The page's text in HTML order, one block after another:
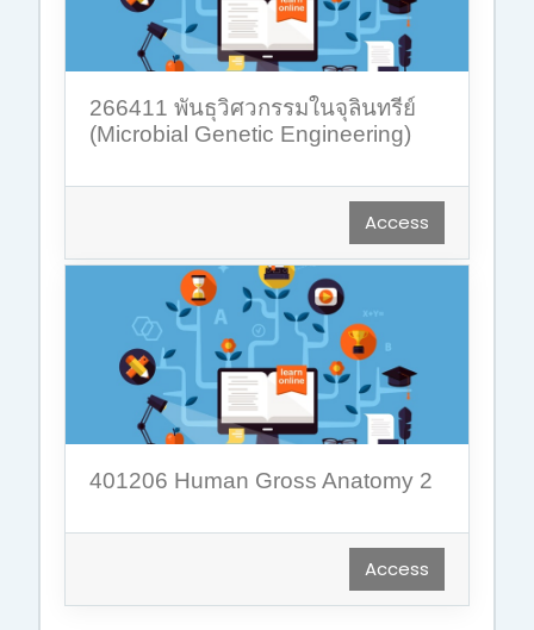
266411 พันธุวิศวกรรมในจุลินทรีย์
(Microbial Genetic Engineering)
Access
401206 Human Gross Anatomy 2
Access